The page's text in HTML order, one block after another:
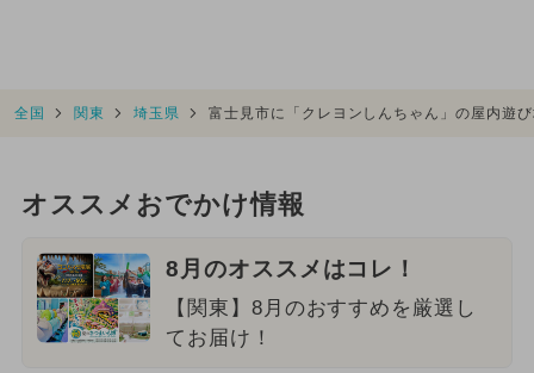
全国 関東 埼玉県 富士見市に「クレヨンしんちゃん」の屋内遊
オススメおでかけ情報
8月のオススメはコレ！
【関東】8月のおすすめを厳選し
てお届け！